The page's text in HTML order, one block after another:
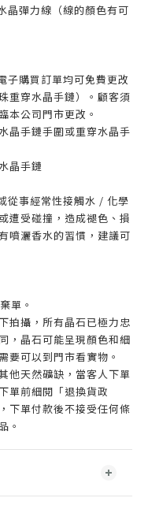
晶彈力線（線的顏色有可
子購買訂單均可免費更改
重穿水晶手鏈）。顧客須
本公司門市更改。
晶手鏈手圍或重穿水晶手
晶手鏈
從事經常性接觸水 / 化學
遭受碰撞，造成褪色、損
噴灑香水的習慣，建議可
單。
拍攝，所有晶石已極力忠
，晶石可能呈現顏色和細
要可以到門市看實物。
他天然礦缺，當客人下單
單前細閱「退換貨政
下單付款後不接受任何條
。